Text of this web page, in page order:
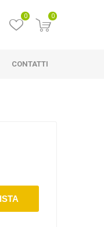
0 0
CONTATTI